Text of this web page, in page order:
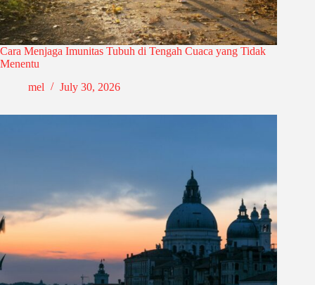
Cara Menjaga Imunitas Tubuh di Tengah Cuaca yang Tidak
Menentu
mel
July 30, 2026